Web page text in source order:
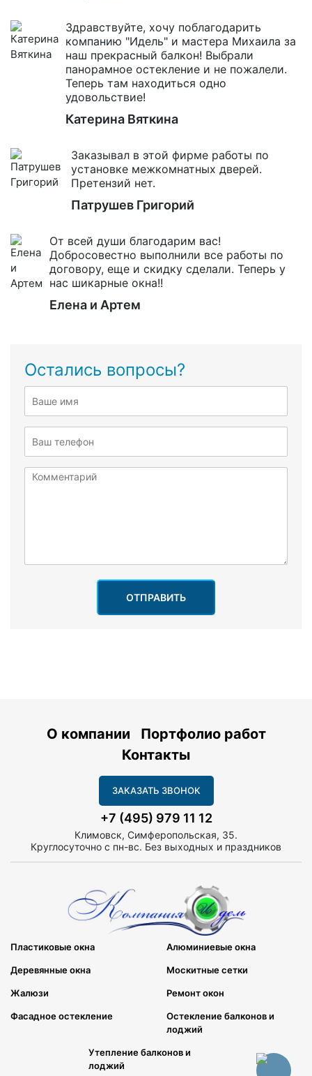
Здравствуйте, хочу поблагодарить
компанию "Идель" и мастера Михаила за
наш прекрасный балкон! Выбрали
панорамное остекление и не пожалели.
Теперь там находиться одно
удовольствие!
Катерина Вяткина
Заказывал в этой фирме работы по
установке межкомнатных дверей.
Претензий нет.
Патрушев Григорий
От всей души благодарим вас!
Добросовестно выполнили все работы по
договору, еще и скидку сделали. Теперь у
нас шикарные окна!!
Елена и Артем
Остались вопросы?
ОТПРАВИТЬ
О компании
Портфолио работ
Контакты
ЗАКАЗАТЬ ЗВОНОК
+7 (495) 979 11 12
Климовск, Симферопольская, 35.
Круглосуточно с пн-вс. Без выходных и праздников
Пластиковые окна Алюминиевые окна
Деревянные окна Москитные сетки
Жалюзи Ремонт окон
Фасадное остекление
Остекление балконов и
лоджий
Утепление балконов и
лоджий